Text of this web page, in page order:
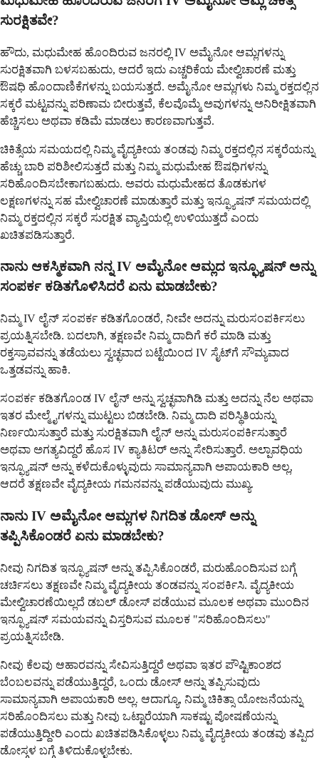
ಸುರಕ್ಷಿತವೇ?
ಹೌದು, ಮಧುಮೇಹ ಹೊಂದಿರುವ ಜನರಲ್ಲಿ IV ಅಮೈನೋ ಆಮ್ಲಗಳನ್ನು
ಸುರಕ್ಷಿತವಾಗಿ ಬಳಸಬಹುದು, ಆದರೆ ಇದು ಎಚ್ಚರಿಕೆಯ ಮೇಲ್ವಿಚಾರಣೆ ಮತ್ತು
ಔಷಧಿ ಹೊಂದಾಣಿಕೆಗಳನ್ನು ಬಯಸುತ್ತದೆ. ಅಮೈನೋ ಆಮ್ಲಗಳು ನಿಮ್ಮ ರಕ್ತದಲ್ಲಿನ
ಸಕ್ಕರೆ ಮಟ್ಟವನ್ನು ಪರಿಣಾಮ ಬೀರುತ್ತವೆ, ಕೆಲವೊಮ್ಮೆ ಅವುಗಳನ್ನು ಅನಿರೀಕ್ಷಿತವಾಗಿ
ಹೆಚ್ಚಿಸಲು ಅಥವಾ ಕಡಿಮೆ ಮಾಡಲು ಕಾರಣವಾಗುತ್ತವೆ.
ಚಿಕಿತ್ಸೆಯ ಸಮಯದಲ್ಲಿ ನಿಮ್ಮ ವೈದ್ಯಕೀಯ ತಂಡವು ನಿಮ್ಮ ರಕ್ತದಲ್ಲಿನ ಸಕ್ಕರೆಯನ್ನು
ಹೆಚ್ಚು ಬಾರಿ ಪರಿಶೀಲಿಸುತ್ತದೆ ಮತ್ತು ನಿಮ್ಮ ಮಧುಮೇಹ ಔಷಧಿಗಳನ್ನು
ಸರಿಹೊಂದಿಸಬೇಕಾಗಬಹುದು. ಅವರು ಮಧುಮೇಹದ ತೊಡಕುಗಳ
ಲಕ್ಷಣಗಳನ್ನು ಸಹ ಮೇಲ್ವಿಚಾರಣೆ ಮಾಡುತ್ತಾರೆ ಮತ್ತು ಇನ್ಫ್ಯೂಷನ್ ಸಮಯದಲ್ಲಿ
ನಿಮ್ಮ ರಕ್ತದಲ್ಲಿನ ಸಕ್ಕರೆ ಸುರಕ್ಷಿತ ವ್ಯಾಪ್ತಿಯಲ್ಲಿ ಉಳಿಯುತ್ತದೆ ಎಂದು
ಖಚಿತಪಡಿಸುತ್ತಾರೆ.
ನಾನು ಆಕಸ್ಮಿಕವಾಗಿ ನನ್ನ IV ಅಮೈನೋ ಆಮ್ಲದ ಇನ್ಫ್ಯೂಷನ್ ಅನ್ನು
ಸಂಪರ್ಕ ಕಡಿತಗೊಳಿಸಿದರೆ ಏನು ಮಾಡಬೇಕು?
ನಿಮ್ಮ IV ಲೈನ್ ಸಂಪರ್ಕ ಕಡಿತಗೊಂಡರೆ, ನೀವೇ ಅದನ್ನು ಮರುಸಂಪರ್ಕಿಸಲು
ಪ್ರಯತ್ನಿಸಬೇಡಿ. ಬದಲಾಗಿ, ತಕ್ಷಣವೇ ನಿಮ್ಮ ದಾದಿಗೆ ಕರೆ ಮಾಡಿ ಮತ್ತು
ರಕ್ತಸ್ರಾವವನ್ನು ತಡೆಯಲು ಸ್ವಚ್ಛವಾದ ಬಟ್ಟೆಯಿಂದ IV ಸೈಟ್‌ಗೆ ಸೌಮ್ಯವಾದ
ಒತ್ತಡವನ್ನು ಹಾಕಿ.
ಸಂಪರ್ಕ ಕಡಿತಗೊಂಡ IV ಲೈನ್ ಅನ್ನು ಸ್ವಚ್ಛವಾಗಿಡಿ ಮತ್ತು ಅದನ್ನು ನೆಲ ಅಥವಾ
ಇತರ ಮೇಲ್ಮೈಗಳನ್ನು ಮುಟ್ಟಲು ಬಿಡಬೇಡಿ. ನಿಮ್ಮ ದಾದಿ ಪರಿಸ್ಥಿತಿಯನ್ನು
ನಿರ್ಣಯಿಸುತ್ತಾರೆ ಮತ್ತು ಸುರಕ್ಷಿತವಾಗಿ ಲೈನ್ ಅನ್ನು ಮರುಸಂಪರ್ಕಿಸುತ್ತಾರೆ
ಅಥವಾ ಅಗತ್ಯವಿದ್ದರೆ ಹೊಸ IV ಕ್ಯಾತಿಟರ್ ಅನ್ನು ಸೇರಿಸುತ್ತಾರೆ. ಅಲ್ಪಾವಧಿಯ
ಇನ್ಫ್ಯೂಷನ್ ಅನ್ನು ಕಳೆದುಕೊಳ್ಳುವುದು ಸಾಮಾನ್ಯವಾಗಿ ಅಪಾಯಕಾರಿ ಅಲ್ಲ,
ಆದರೆ ತಕ್ಷಣವೇ ವೈದ್ಯಕೀಯ ಗಮನವನ್ನು ಪಡೆಯುವುದು ಮುಖ್ಯ.
ನಾನು IV ಅಮೈನೋ ಆಮ್ಲಗಳ ನಿಗದಿತ ಡೋಸ್ ಅನ್ನು
ತಪ್ಪಿಸಿಕೊಂಡರೆ ಏನು ಮಾಡಬೇಕು?
ನೀವು ನಿಗದಿತ ಇನ್ಫ್ಯೂಷನ್ ಅನ್ನು ತಪ್ಪಿಸಿಕೊಂಡರೆ, ಮರುಹೊಂದಿಸುವ ಬಗ್ಗೆ
ಚರ್ಚಿಸಲು ತಕ್ಷಣವೇ ನಿಮ್ಮ ವೈದ್ಯಕೀಯ ತಂಡವನ್ನು ಸಂಪರ್ಕಿಸಿ. ವೈದ್ಯಕೀಯ
ಮೇಲ್ವಿಚಾರಣೆಯಿಲ್ಲದೆ ಡಬಲ್ ಡೋಸ್ ಪಡೆಯುವ ಮೂಲಕ ಅಥವಾ ಮುಂದಿನ
ಇನ್ಫ್ಯೂಷನ್ ಸಮಯವನ್ನು ವಿಸ್ತರಿಸುವ ಮೂಲಕ "ಸರಿಹೊಂದಿಸಲು"
ಪ್ರಯತ್ನಿಸಬೇಡಿ.
ನೀವು ಕೆಲವು ಆಹಾರವನ್ನು ಸೇವಿಸುತ್ತಿದ್ದರೆ ಅಥವಾ ಇತರ ಪೌಷ್ಟಿಕಾಂಶದ
ಬೆಂಬಲವನ್ನು ಪಡೆಯುತ್ತಿದ್ದರೆ, ಒಂದು ಡೋಸ್ ಅನ್ನು ತಪ್ಪಿಸುವುದು
ಸಾಮಾನ್ಯವಾಗಿ ಅಪಾಯಕಾರಿ ಅಲ್ಲ. ಆದಾಗ್ಯೂ, ನಿಮ್ಮ ಚಿಕಿತ್ಸಾ ಯೋಜನೆಯನ್ನು
ಸರಿಹೊಂದಿಸಲು ಮತ್ತು ನೀವು ಒಟ್ಟಾರೆಯಾಗಿ ಸಾಕಷ್ಟು ಪೋಷಣೆಯನ್ನು
ಪಡೆಯುತ್ತಿದ್ದೀರಿ ಎಂದು ಖಚಿತಪಡಿಸಿಕೊಳ್ಳಲು ನಿಮ್ಮ ವೈದ್ಯಕೀಯ ತಂಡವು ತಪ್ಪಿದ
ಡೋಸ್ಗಳ ಬಗ್ಗೆ ತಿಳಿದುಕೊಳ್ಳಬೇಕು.